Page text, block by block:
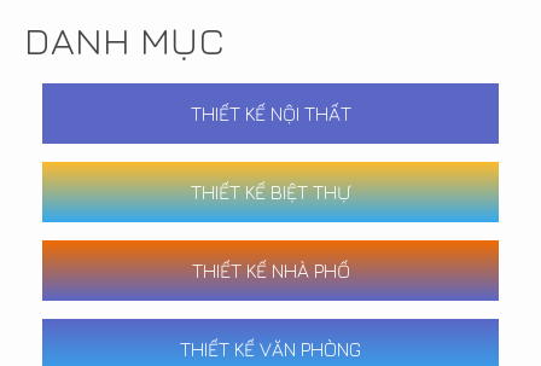
DANH MỤC
THIẾT KẾ NỘI THẤT
THIẾT KẾ BIỆT THỰ
THIẾT KẾ NHÀ PHỐ
THIẾT KẾ VĂN PHÒNG